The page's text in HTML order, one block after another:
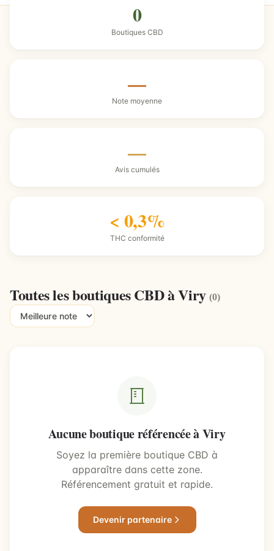
0
Boutiques CBD
—
Note moyenne
—
Avis cumulés
< 0,3%
THC conformité
Toutes les boutiques CBD à Viry(0)
Aucune boutique référencée à Viry
Soyez la première boutique CBD à
apparaître dans cette zone.
Référencement gratuit et rapide.
Devenir partenaire